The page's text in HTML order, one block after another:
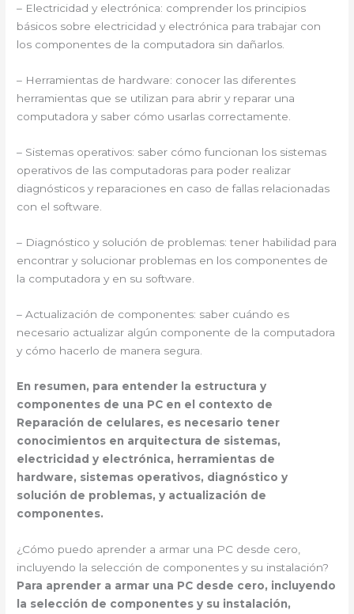
– Electricidad y electrónica: comprender los principios
básicos sobre electricidad y electrónica para trabajar con
los componentes de la computadora sin dañarlos.
– Herramientas de hardware: conocer las diferentes
herramientas que se utilizan para abrir y reparar una
computadora y saber cómo usarlas correctamente.
– Sistemas operativos: saber cómo funcionan los sistemas
operativos de las computadoras para poder realizar
diagnósticos y reparaciones en caso de fallas relacionadas
con el software.
– Diagnóstico y solución de problemas: tener habilidad para
encontrar y solucionar problemas en los componentes de
la computadora y en su software.
– Actualización de componentes: saber cuándo es
necesario actualizar algún componente de la computadora
y cómo hacerlo de manera segura.
En resumen, para entender la estructura y
componentes de una PC en el contexto de
Reparación de celulares, es necesario tener
conocimientos en arquitectura de sistemas,
electricidad y electrónica, herramientas de
hardware, sistemas operativos, diagnóstico y
solución de problemas, y actualización de
componentes.
¿Cómo puedo aprender a armar una PC desde cero,
incluyendo la selección de componentes y su instalación?
Para aprender a armar una PC desde cero, incluyendo
la selección de componentes y su instalación,